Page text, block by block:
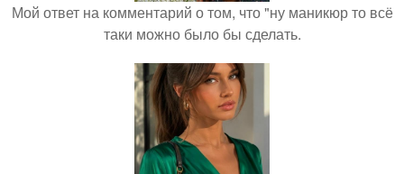
Мой ответ на комментарий о том, что "ну маникюр то всё
таки можно было бы сделать.